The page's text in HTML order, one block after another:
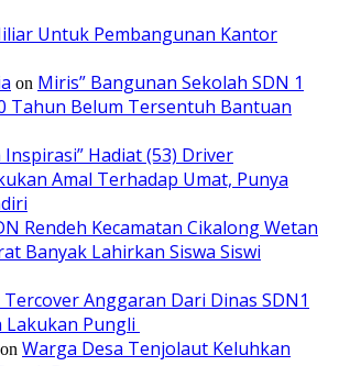
Untuk Pembangunan Kantor
on Miris” Bangunan Sekolah SDN 1
Tahun Belum Tersentuh Bantuan
Inspirasi” Hadiat (53) Driver
Amal Terhadap Umat, Punya
Rendeh Kecamatan Cikalong Wetan
Banyak Lahirkan Siswa Siswi
Anggaran Dari Dinas SDN1
Lakukan Pungli
on Warga Desa Tenjolaut Keluhkan